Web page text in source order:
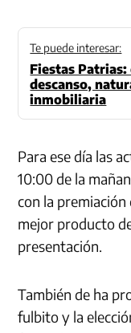
Te puede interesar:
Fiestas
descanso,
inmobiliaria
Para ese día las
10:00 de la
con la premiación
mejor producto
presentación.
También de ha
fulbito y la